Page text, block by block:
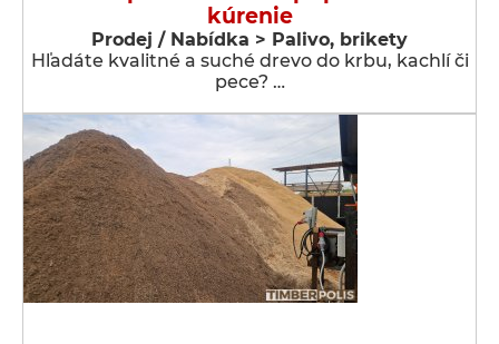
kúrenie
Prodej / Nabídka > Palivo, brikety
Hľadáte kvalitné a suché drevo do krbu, kachlí či
pece? …